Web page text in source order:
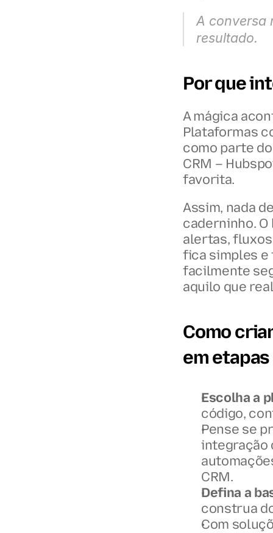
A conversa
resultado.
Por que
A mágica
Plataformas
como parte
CRM –
favorita.
Assim, nada
caderninho.
alertas, fluxos
fica simples e
facilmente
aquilo que
Como
em
Escolha a
código,
Pense se
integração
CRM.
Defina a
construa
Com